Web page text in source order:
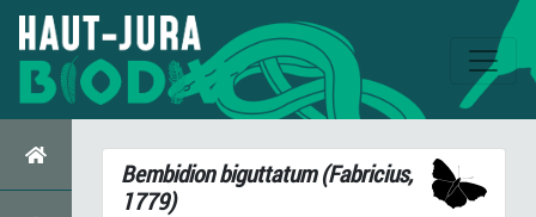
Bembidion biguttatum(Fabricius,
1779)